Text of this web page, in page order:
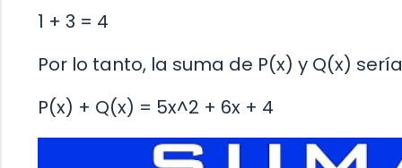
1 + 3 = 4
Por lo tanto, la suma de P(x) y Q(x)
P(x) + Q(x) = 5x^2 + 6x + 4